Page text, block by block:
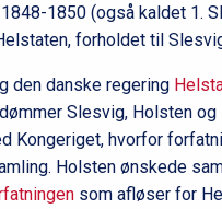
1850 (også kaldet 1.
forholdet til
den danske regering
Slesvig, Holsten
Kongeriget, hvorfor
Holsten ønskede
som afløser for